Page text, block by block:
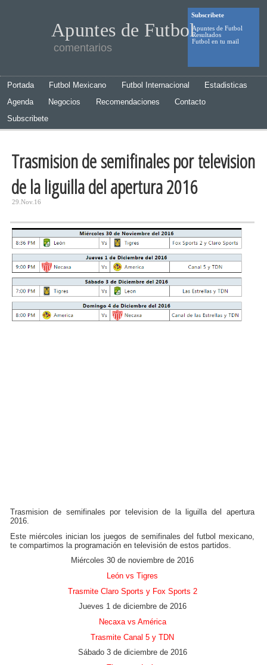
Subscribete
Apuntes de Futbol
Resultados
Futbol en tu mail
Apuntes de Futbol
comentarios
Portada Futbol Mexicano Futbol Internacional
Estadisticas
Agenda
Negocios Recomendaciones
Contacto
Subscribete
Trasmision de semifinales por television
de la liguilla del apertura 2016
29.Nov.16
Trasmision de semifinales por television de la liguilla del apertura
2016.
Este miércoles inician los juegos de semifinales del futbol mexicano,
te compartimos la programación en televisión de estos partidos.
Miércoles 30 de noviembre de 2016
León vs Tigres
Trasmite Claro Sports y Fox Sports 2
Jueves 1 de diciembre de 2016
Necaxa vs América
Trasmite Canal 5 y TDN
Sábado 3 de diciembre de 2016